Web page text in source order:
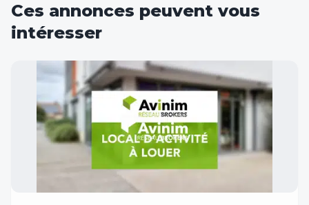
Ces annonces peuvent vous
intéresser